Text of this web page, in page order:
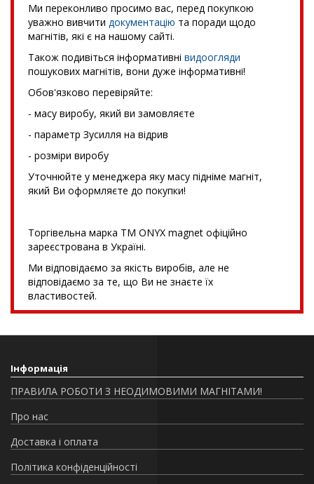
Ми переконливо просимо вас, перед покупкою
уважно вивчити документацію та поради щодо
магнітів, які є на нашому сайті.
Також подивіться інформативні видоогляди
пошукових магнітів, вони дуже інформативні!
Обов'язково перевіряйте:
- масу виробу, який ви замовляєте
- параметр Зусилля на відрив
- розміри виробу
Уточнюйте у менеджера яку масу підніме магніт,
який Ви оформляєте до покупки!
Торгівельна марка TM ONYX magnet офіційно
зареєстрована в Україні.
Ми відповідаємо за якість виробів, але не
відповідаємо за те, що Ви не знаєте їх
властивостей.
Інформація
ПРАВИЛА РОБОТИ З НЕОДИМОВИМИ МАГНІТАМИ!
Про нас
Доставка і оплата
Політика конфіденційності